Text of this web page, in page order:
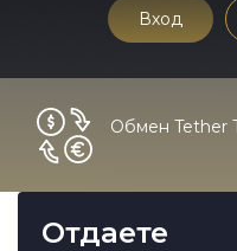
Вход
Обмен Tether
Отдаете